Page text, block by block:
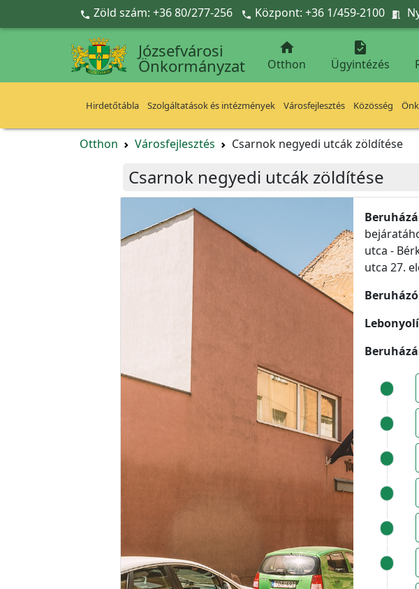
Ugrás a fő tartalomra
 Zöld szám: +36 80/277-256  Központ: +36 1/459-2100 
Józsefvárosi
Önkormányzat

Otthon

Ügyintézés
Hirdetőtábla Szolgáltatások és intézmények Városfejlesztés Közösség
Otthon Városfejlesztés Csarnok negyedi utcák zöldítése
Csarnok negyedi utcák zöldítése
utca -
utca 27.